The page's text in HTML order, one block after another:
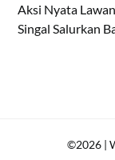
Aksi Nyata
Singal Salurkan
©2026 |